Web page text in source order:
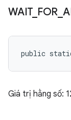
WAIT_ FOR
public static
Giá trị hằng